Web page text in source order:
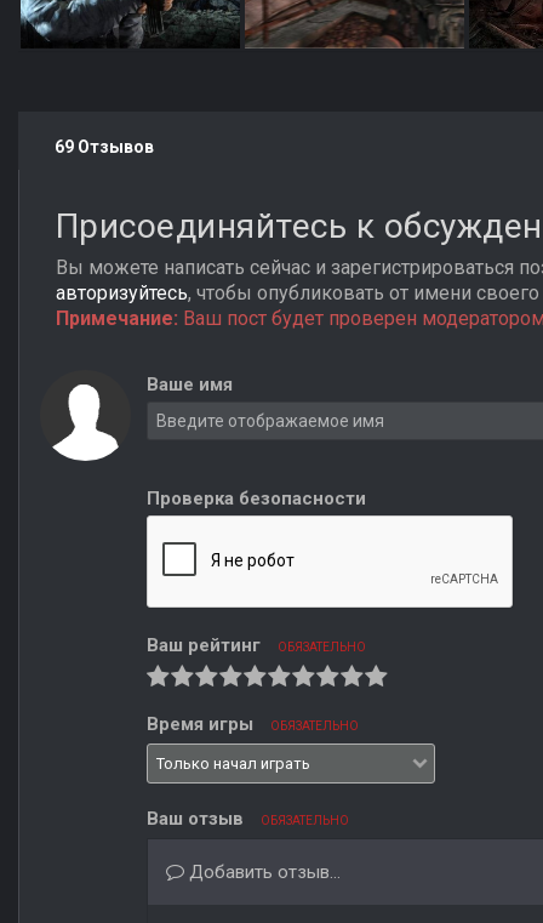
69 Отзывов
Присоединяйтесь к
Вы можете написать сейчас и зарегистрироваться
авторизуйтесь, чтобы опубликовать от имени своего
Примечание: Ваш пост будет проверен
Ваше имя
Проверка безопасности
Ваш рейтинг ОБЯЗАТЕЛЬНО
Время игры ОБЯЗАТЕЛЬНО
Ваш отзыв ОБЯЗАТЕЛЬНО
Добавить отзыв...